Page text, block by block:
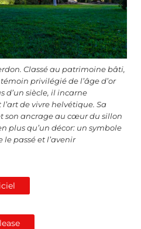
Classé au patrimoine bâti,
privilégié de l’âge d’or
d’un siècle, il incarne
de vivre helvétique. Sa
son ancrage au cœur du sillon
plus qu’un décor: un symbole
passé et l’avenir